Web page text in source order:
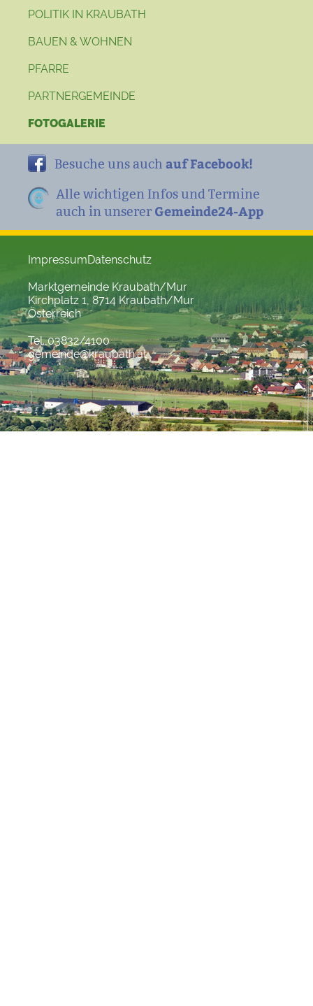
POLITIK IN KRAUBATH
BAUEN & WOHNEN
PFARRE
PARTNERGEMEINDE
FOTOGALERIE
Besuche uns auch auf Facebook!
Alle wichtigen Infos und Termine
auch in unserer Gemeinde24-App
ImpressumDatenschutz
Marktgemeinde Kraubath/Mur
Kirchplatz 1, 8714 Kraubath/Mur
Österreich
Tel. 03832/4100
gemeinde@kraubath.at